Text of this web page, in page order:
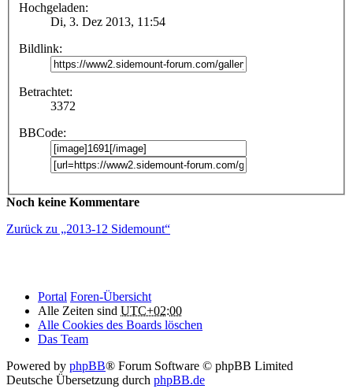
Hochgeladen:
Di, 3. Dez 2013, 11:54
Bildlink:
Betrachtet:
3372
BBCode:
Noch keine Kommentare
Zurück zu „2013-12 Sidemount“
Portal Foren-Übersicht
Alle Zeiten sind UTC+02:00
Alle Cookies des Boards löschen
Das Team
Powered by phpBB® Forum Software © phpBB Limited
Deutsche Übersetzung durch phpBB.de